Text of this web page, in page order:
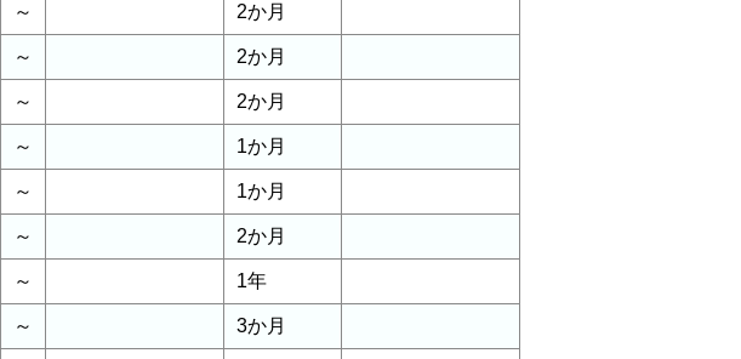
～ 2か月
～ 2か月
～ 2か月
～ 1か月
～ 1か月
～ 2か月
～ 1年
～ 3か月